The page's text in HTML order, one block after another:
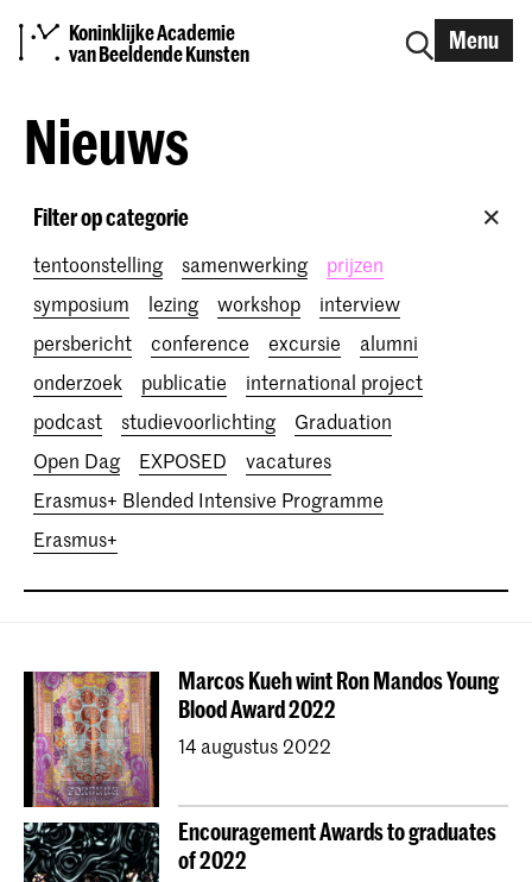
Koninklijke Academie
van Beeldende Kunsten
Menu
Nieuws
Filter op categorie
tentoonstelling samenwerking
prijzen
symposium
lezing workshop
interview
persbericht
conference excursie
alumni
onderzoek
publicatie
international project
podcast
studievoorlichting
Graduation
Open Dag
EXPOSED
vacatures
Erasmus+ Blended Intensive Programme
Erasmus+
Marcos Kueh wint Ron Mandos Young
Blood Award 2022
14 augustus 2022
Encouragement Awards to graduates
of 2022